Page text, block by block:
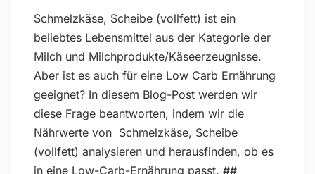
Schmelzkäse, Scheibe (vollfett) ist ein
beliebtes Lebensmittel aus der Kategorie der
Milch und Milchprodukte/Käseerzeugnisse.
Aber ist es auch für eine Low Carb Ernährung
geeignet? In diesem Blog-Post werden wir
diese Frage beantworten, indem wir die
Nährwerte von Schmelzkäse, Scheibe
(vollfett) analysieren und herausfinden, ob es
in eine Low-Carb-Ernährung passt. ##